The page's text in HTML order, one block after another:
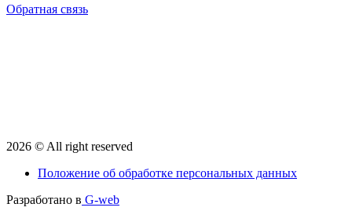
Обратная связь
2026 © All right reserved
Положение об обработке персональных данных
Разработано в G-web